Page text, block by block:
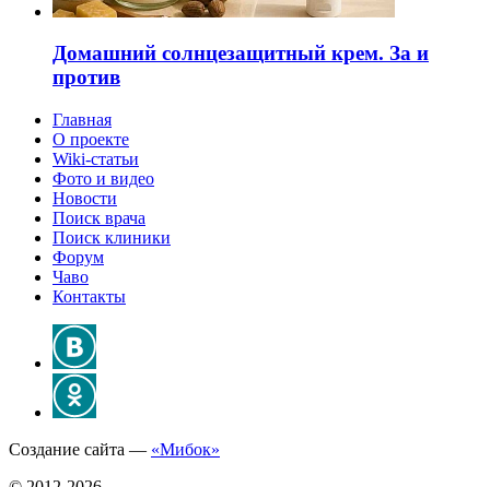
Домашний солнцезащитный крем. За и
против
Главная
О проекте
Wiki-статьи
Фото и видео
Новости
Поиск врача
Поиск клиники
Форум
Чаво
Контакты
Создание сайта — «Мибок»